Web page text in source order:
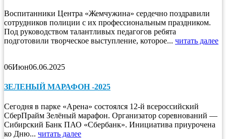
Воспитанники Центра «Жемчужина» сердечно поздравили
сотрудников полиции с их профессиональным праздником.
Под руководством талантливых педагогов ребята
подготовили творческое выступление, которое... читать далее
06Июн06.06.2025
ЗЕЛЕНЫЙ МАРАФОН -2025
Сегодня в парке «Арена» состоялся 12-й всероссийский
СберПрайм Зелёный марафон. Организатор соревнований —
Сибирский Банк ПАО «Сбербанк». Инициатива приурочена
ко Дню... читать далее